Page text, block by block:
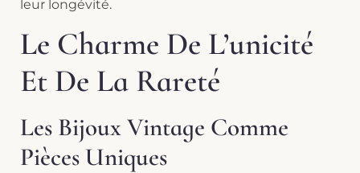
leur longévité.
Le Charme De L’unicité
Et De La Rareté
Les Bijoux Vintage Comme
Pièces Uniques